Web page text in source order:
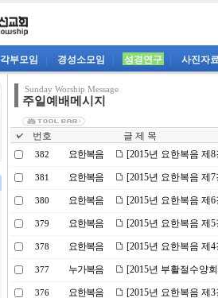
각부모임 경성소모임 성경연구 사진자
Sunday Worship Message
주일예배메시지
번호 글 제 목
382 요한복음 [2015년 요한복음 제
381 요한복음 [2015년 요한복음 제
380 요한복음 [2015년 요한복음 제
379 요한복음 [2015년 요한복음 제
378 요한복음 [2015년 요한복음 제
377 누가복음 [2015년 부활절수양
376 요한복음 [2015년 요한복음 제